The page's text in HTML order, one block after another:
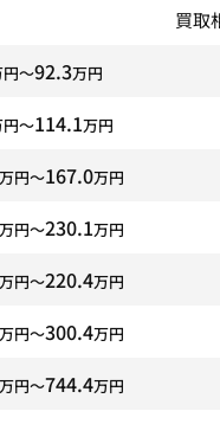
買取
〜92.3万円
〜114.1万円
万円〜167.0万円
万円〜230.1万円
万円〜220.4万円
万円〜300.4万円
万円〜744.4万円